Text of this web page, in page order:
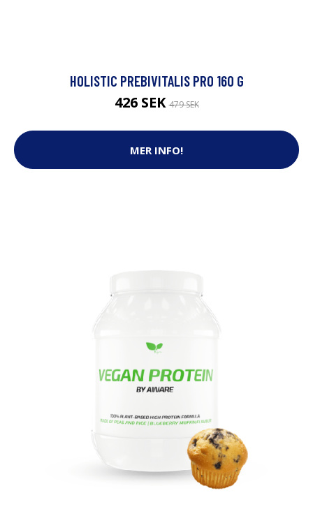
HOLISTIC PREBIVITALIS PRO 160 G
426 SEK479 SEK
MER INFO!